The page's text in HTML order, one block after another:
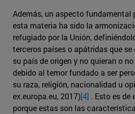
Además, un aspecto fundamental
esta materia ha sido la
refugiado por la Unión,
terceros países o apátridas que
su país de origen y no quieran o
debido al temor fundado a ser
su raza, religión, nacionalidad u
ex.europa.eu, 2017)[4] . Esto es
porque estas son las